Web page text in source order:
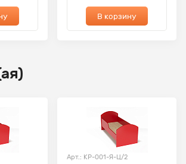
В корзину
Арт.: КР-001-Я-Ц/2